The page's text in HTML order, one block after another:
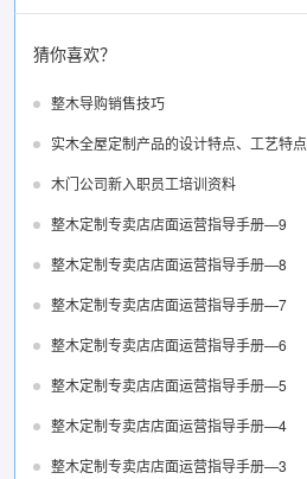
猜你喜欢？
整木导购销售技巧
实木全屋定制产品的设计特点、工艺特点
木门公司新入职员工培训资料
整木定制专卖店店面运营指导手册—9
整木定制专卖店店面运营指导手册—8
整木定制专卖店店面运营指导手册—7
整木定制专卖店店面运营指导手册—6
整木定制专卖店店面运营指导手册—5
整木定制专卖店店面运营指导手册—4
整木定制专卖店店面运营指导手册—3